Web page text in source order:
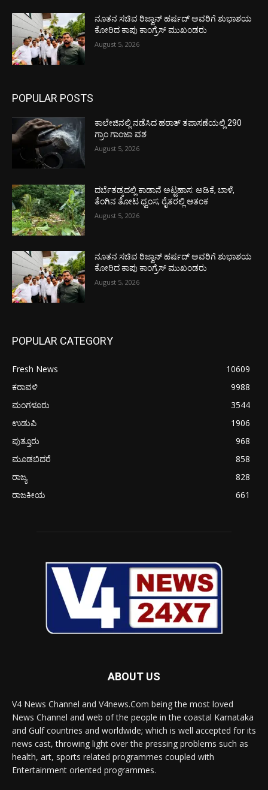
ನೂತನ ಸಚಿವ ರಿಜ್ವಾನ್ ಹರ್ಷದ್ ಅವರಿಗೆ ಶುಭಾಶಯ
ಕೋರಿದ ಕಾಪು ಕಾಂಗ್ರೆಸ್ ಮುಖಂಡರು
August 5, 2026
POPULAR POSTS
ಕಾಲೇಜಿನಲ್ಲಿ ನಡೆಸಿದ ಹಠಾತ್ ತಪಾಸಣೆಯಲ್ಲಿ 290
ಗ್ರಾಂ ಗಾಂಜಾ ವಶ
August 5, 2026
ದರ್ಬೆತಡ್ಕದಲ್ಲಿ ಕಾಡಾನೆ ಅಟ್ಟಹಾಸ: ಅಡಿಕೆ, ಬಾಳೆ,
ತೆಂಗಿನ ತೋಟ ಧ್ವಂಸ; ರೈತರಲ್ಲಿ ಆತಂಕ
August 5, 2026
ನೂತನ ಸಚಿವ ರಿಜ್ವಾನ್ ಹರ್ಷದ್ ಅವರಿಗೆ ಶುಭಾಶಯ
ಕೋರಿದ ಕಾಪು ಕಾಂಗ್ರೆಸ್ ಮುಖಂಡರು
August 5, 2026
POPULAR CATEGORY
Fresh News
10609
ಕರಾವಳಿ
9988
ಮಂಗಳೂರು
3544
ಉಡುಪಿ
1906
ಪುತ್ತೂರು
968
ಮೂಡಬಿದರೆ
858
ರಾಜ್ಯ
828
ರಾಜಕೀಯ
661
ABOUT US
V4 News Channel and V4news.Com being the most loved
News Channel and web of the people in the coastal Karnataka
and Gulf countries and worldwide; which is well accepted for its
news cast, throwing light over the pressing problems such as
health, art, sports related programmes coupled with
Entertainment oriented programmes.